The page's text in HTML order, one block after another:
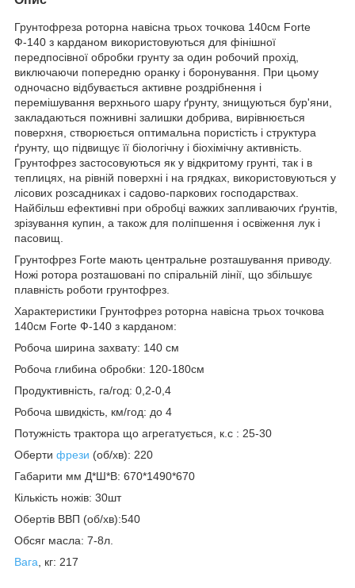
Грунтофреза роторна навісна трьох точкова 140см Forte
Ф-140 з карданом використовуються для фінішної
передпосівної обробки грунту за один робочий прохід,
виключаючи попередню оранку і боронування. При цьому
одночасно відбувається активне роздрібнення і
перемішування верхнього шару ґрунту, знищуються бур'яни,
закладаються пожнивні залишки добрива, вирівнюється
поверхня, створюється оптимальна пористість і структура
ґрунту, що підвищує її біологічну і біохімічну активність.
Грунтофрез застосовуються як у відкритому грунті, так і в
теплицях, на рівній поверхні і на грядках, використовуються у
лісових розсадниках і садово-паркових господарствах.
Найбільш ефективні при обробці важких запливаючих ґрунтів,
зрізування купин, а також для поліпшення і освіження лук і
пасовищ.
Грунтофрез Forte мають центральне розташування приводу.
Ножі ротора розташовані по спіральній лінії, що збільшує
плавність роботи грунтофрез.
Характеристики Грунтофрез роторна навісна трьох точкова
140см Forte Ф-140 з карданом:
Робоча ширина захвату: 140 см
Робоча глибина обробки: 120-180см
Продуктивність, га/год: 0,2-0,4
Робоча швидкість, км/год: до 4
Потужність трактора що агрегатується, к.с : 25-30
Оберти фрези (об/хв): 220
Габарити мм Д*Ш*В: 670*1490*670
Кількість ножів: 30шт
Обертів ВВП (об/хв):540
Обсяг масла: 7-8л.
Вага , кг: 217